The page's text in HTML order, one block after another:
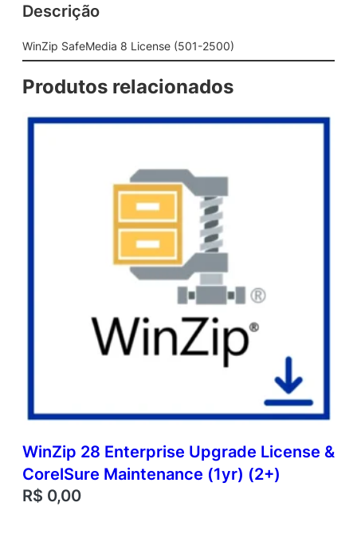
Descrição
WinZip SafeMedia 8 License (501-2500)
Produtos relacionados
WinZip 28 Enterprise Upgrade License &
CorelSure Maintenance (1yr) (2+)
R$ 0,00